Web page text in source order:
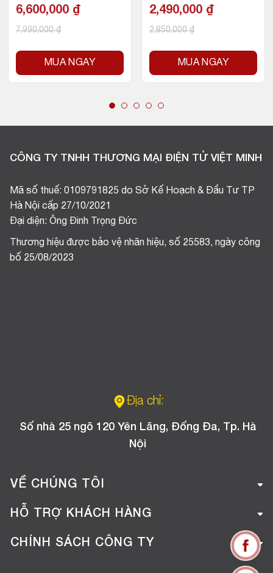
ocket Intel LGA 1700/Al
6,600,000 ₫
7,990,000₫
MUA NGAY
2,490,000 ₫
2,850,000₫
MUA NGAY
CÔNG TY TNHH THƯƠNG MẠI ĐIỆN TỬ VIỆT MINH
Mã số thuế: 0109791825 do Sở Kế Hoạch & Đầu Tư TP
Hà Nội cấp 27/10/2021
Đại diện: Ông Đinh Trọng Đức
Thương hiệu được bảo vệ nhãn hiệu, số 25583, ngày công
bố 25/08/2023
Địa chỉ:
Số nhà 25 ngõ 120 Yên Lãng, Đống Đa, Tp. Hà
Nội
VỀ CHÚNG TÔI
Giới thiệu công ty
Tuyển dụng
HỖ TRỢ KHÁCH HÀNG
Hướng dẫn mua hàng online
CHÍNH SÁCH CÔNG TY